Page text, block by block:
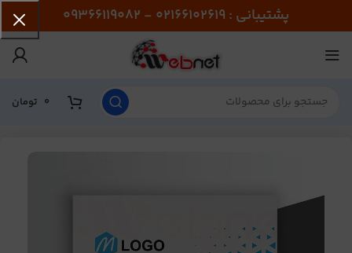
پشتیبانی : 02166102619 - 09366119082
0 تومان